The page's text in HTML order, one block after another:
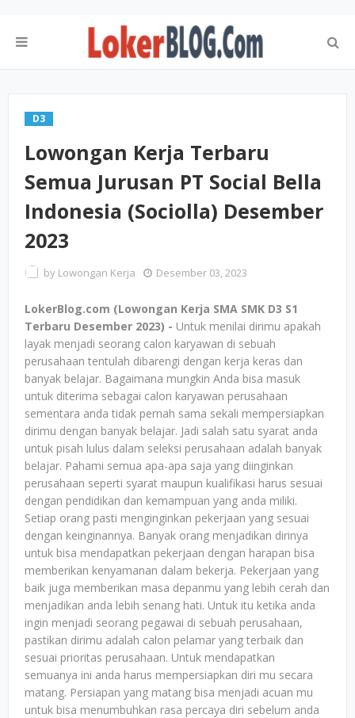
D3
Lowongan Kerja Terbaru
Semua Jurusan PT Social Bella
Indonesia (Sociolla) Desember
2023
by Lowongan Kerja Desember 03, 2023
LokerBlog.com (Lowongan Kerja SMA SMK D3 S1
Terbaru Desember 2023) - Untuk menilai dirimu apakah
layak menjadi seorang calon karyawan di sebuah
perusahaan tentulah dibarengi dengan kerja keras dan
banyak belajar. Bagaimana mungkin Anda bisa masuk
untuk diterima sebagai calon karyawan perusahaan
sementara anda tidak pernah sama sekali mempersiapkan
dirimu dengan banyak belajar. Jadi salah satu syarat anda
untuk pisah lulus dalam seleksi perusahaan adalah banyak
belajar. Pahami semua apa-apa saja yang diinginkan
perusahaan seperti syarat maupun kualifikasi harus sesuai
dengan pendidikan dan kemampuan yang anda miliki.
Setiap orang pasti menginginkan pekerjaan yang sesuai
dengan keinginannya. Banyak orang menjadikan dirinya
untuk bisa mendapatkan pekerjaan dengan harapan bisa
memberikan kenyamanan dalam bekerja. Pekerjaan yang
baik juga memberikan masa depanmu yang lebih cerah dan
menjadikan anda lebih senang hati. Untuk itu ketika anda
ingin menjadi seorang pegawai di sebuah perusahaan,
pastikan dirimu adalah calon pelamar yang terbaik dan
sesuai prioritas perusahaan. Untuk mendapatkan
semuanya ini anda harus mempersiapkan diri mu secara
matang. Persiapan yang matang bisa menjadi acuan mu
untuk bisa menumbuhkan rasa percaya diri sebelum anda